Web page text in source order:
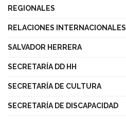
REGIONALES
RELACIONES INTERNACIONALES
SALVADOR HERRERA
SECRETARÍA DD HH
SECRETARÍA DE CULTURA
SECRETARÍA DE DISCAPACIDAD